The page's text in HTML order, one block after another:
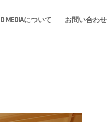
MEDIAについて お問い合わせ